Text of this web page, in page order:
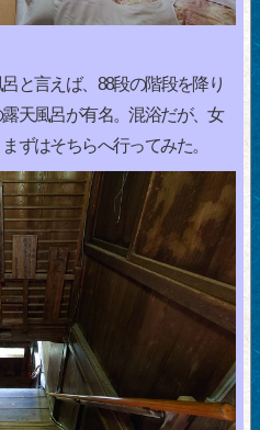
と言えば、88段の階段を降り
天風呂が有名。混浴だが、女
ずはそちらへ行ってみた。